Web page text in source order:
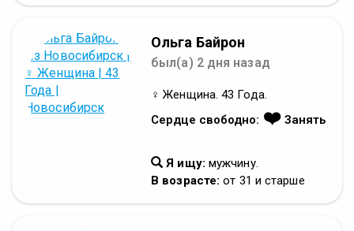
Ольга Байрон
был(а) 2 дня назад
♀ Женщина. 43 Года.
Сердце свободно: ❤️Занять
Я ищу: мужчину.
В возрасте: от 31 и старше